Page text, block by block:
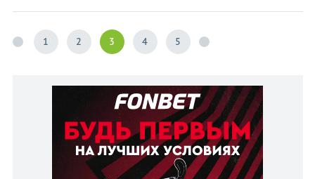
1 2 3 4 5